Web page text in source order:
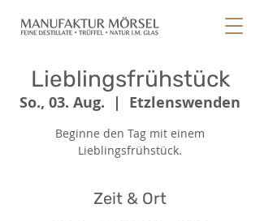
Lieblingsfrühstück
So., 03. Aug.
  |
Etzlenswenden
Beginne den Tag mit einem
Lieblingsfrühstück.
Zeit & Ort